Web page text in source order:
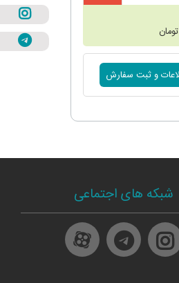
تومان
شبکه های اجتماعی